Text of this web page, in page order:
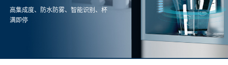
高集成度、防水防雾、智能识别、杯
满即停